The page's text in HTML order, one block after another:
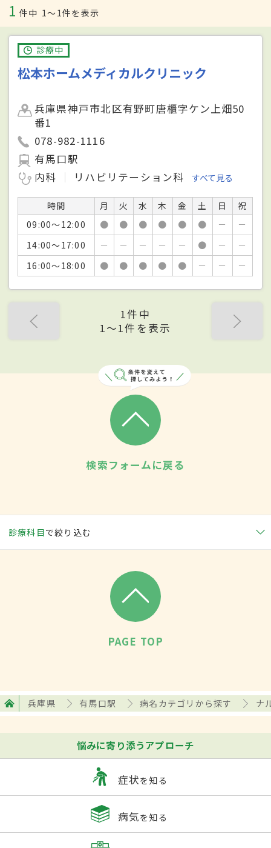
1 件中 1〜1件を表示
診療中
松本ホームメディカルクリニック
兵庫県神戸市北区有野町唐櫃字ケン上畑50
番1
078-982-1116
有馬口駅
内科
リハビリテーション科 すべて見る
時間 月 火 水 木 金 土 日
祝
09:00～12:00
● ● ● ● ● ● －
－
14:00～17:00
－ － － － － ● －
－
16:00～18:00
● ● ● ● ● － － －
1件中
1〜1件を表示
検索フォームに戻る
診療科目で絞り込む
PAGE TOP
兵庫県 有馬口駅 病名カテゴリから探す ナ
悩みに寄り添うアプローチ
症状を知る
病気を知る